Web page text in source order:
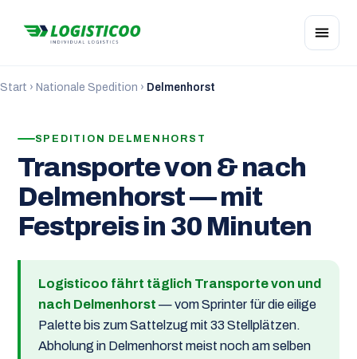
Start › Nationale Spedition › Delmenhorst
SPEDITION DELMENHORST
Transporte von & nach
Delmenhorst — mit
Festpreis in 30 Minuten
Logisticoo fährt täglich Transporte von und
nach Delmenhorst — vom Sprinter für die eilige
Palette bis zum Sattelzug mit 33 Stellplätzen.
Abholung in Delmenhorst meist noch am selben